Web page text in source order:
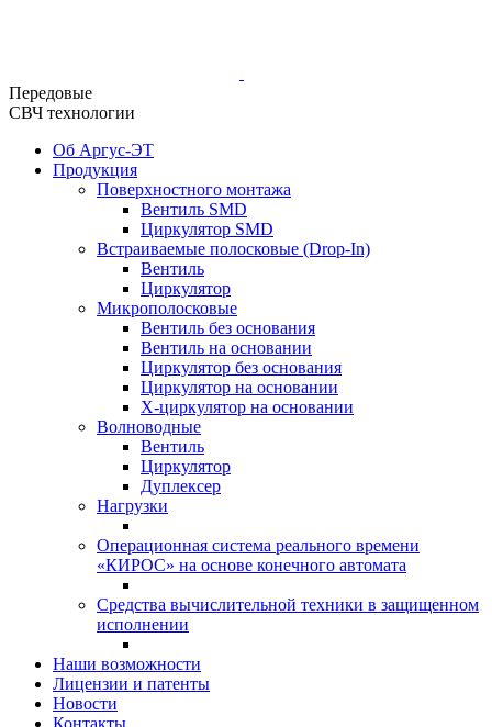
Передовые
СВЧ технологии
Об Аргус-ЭТ
Продукция
Поверхностного монтажа
Вентиль SMD
Циркулятор SMD
Встраиваемые полосковые (Drop-In)
Вентиль
Циркулятор
Микрополосковые
Вентиль без основания
Вентиль на основании
Циркулятор без основания
Циркулятор на основании
Х-циркулятор на основании
Волноводные
Вентиль
Циркулятор
Дуплексер
Нагрузки
Операционная система реального времени
«КИРОС» на основе конечного автомата
Средства вычислительной техники в защищенном
исполнении
Наши возможности
Лицензии и патенты
Новости